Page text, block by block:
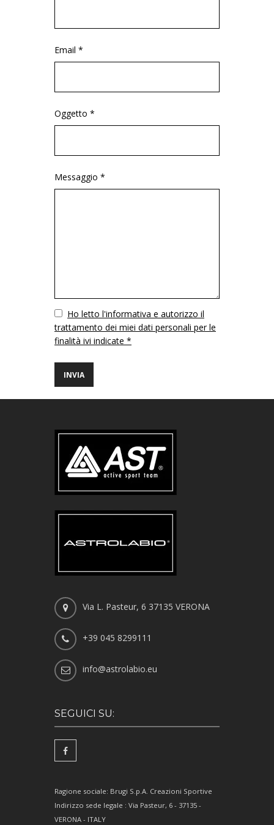
Email *
Oggetto *
Messaggio *
VuotoHo letto l'informativa e autorizzo il
trattamento dei miei dati personali per le
finalità ivi indicate *
Via L. Pasteur, 6 37135 VERONA
+39 045 8299111
info@astrolabio.eu
SEGUICI SU:
Ragione sociale: Brugi S.p.A. Creazioni Sportive
Indirizzo sede legale : Via Pasteur, 6 - 37135 -
VERONA - ITALY